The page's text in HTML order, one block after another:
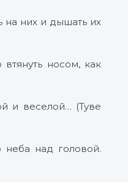
на них и дышать их
носом, как
и веселой… (Туве
над головой.